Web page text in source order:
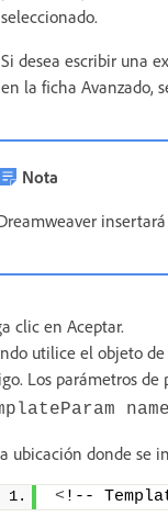
seleccionado.
Si desea escribir una
en la ficha Avanzado,
Nota
clic en Aceptar.
utilice el objeto
Los parámetros
ubicación donde se
<!--